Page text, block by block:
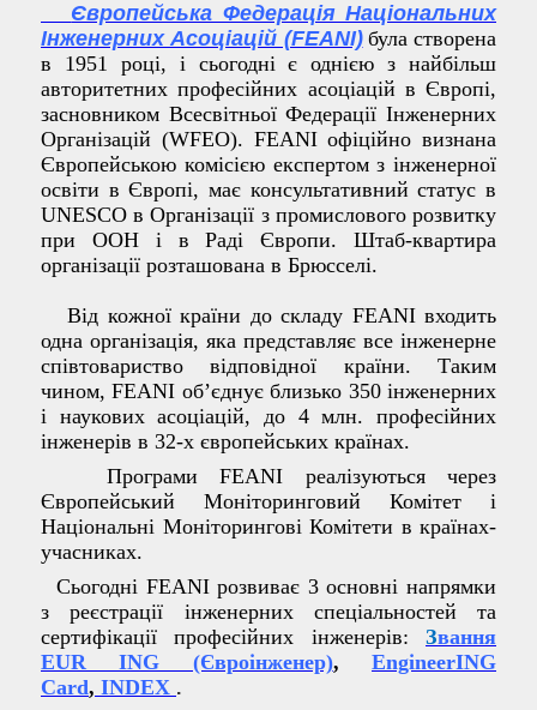
Європейська Федерація Національних
Інженерних Асоціацій (FEANI) була створена
в 1951 році, і сьогодні є однією з найбільш
авторитетних професійних асоціацій в Європі,
засновником Всесвітньої Федерації Інженерних
Організацій (WFEO). FEANI офіційно визнана
Європейською комісією експертом з інженерної
освіти в Європі, має консультативний статус в
UNESCO в Організації з промислового розвитку
при ООН і в Раді Європи. Штаб-квартира
організації розташована в Брюсселі.
Від кожної країни до складу FEANI входить
одна організація, яка представляє все інженерне
співтовариство відповідної країни. Таким
чином, FEANI об’єднує близько 350 інженерних
і наукових асоціацій, до 4 млн. професійних
інженерів в 32-х європейських країнах.
Програми FEANI реалізуються через
Європейський Моніторинговий Комітет і
Національні Моніторингові Комітети в країнах-
учасниках.
Сьогодні FEANI розвиває 3 основні напрямки
з реєстрації інженерних спеціальностей та
сертифікації професійних інженерів:
Звання
EUR ING (Євроінженер),
EngineerING
Card, INDEX .